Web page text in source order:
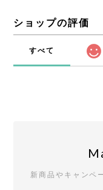
ショップの評価
すべて
新商品やキャンペ